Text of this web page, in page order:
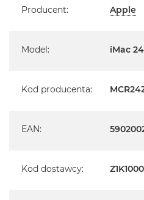
iMac jest nowy
Istnieje możliwość
Producent: Apple
Model: iMac
Kod producenta:
EAN:
Kod dostawcy: